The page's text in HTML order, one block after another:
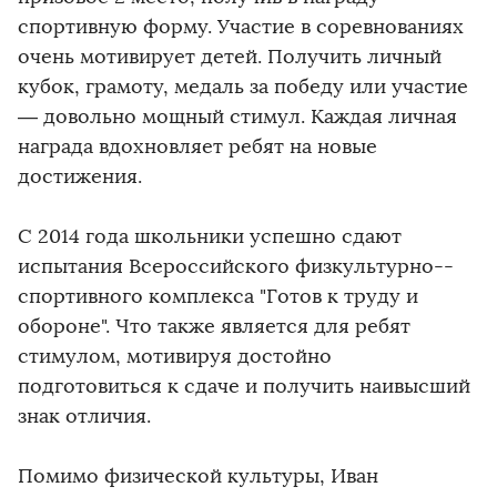
спортивную форму. Участие в соревнованиях
очень мотивирует детей. Получить личный
кубок, грамоту, медаль за победу или участие
— довольно мощный стимул. Каждая личная
награда вдохновляет ребят на новые
достижения.
С 2014 года школьники успешно сдают
испытания Всероссийского физкультурно-­
спортивного комплекса "Готов к труду и
обороне". Что также является для ребят
стимулом, мотивируя достойно
подготовиться к сдаче и получить наивысший
знак отличия.
Помимо физической культуры, Иван